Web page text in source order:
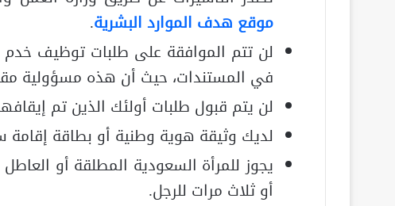
موقع هدف الموارد البشرية.
لن تتم الموافقة على طلبات توظيف
في المستندات، حيث أن هذه مسؤولية
لن يتم قبول طلبات أولئك الذين تم
لديك وثيقة هوية وطنية أو بطاقة إقامة
يجوز للمرأة السعودية المطلقة أو
أو ثلاث مرات للرجل.